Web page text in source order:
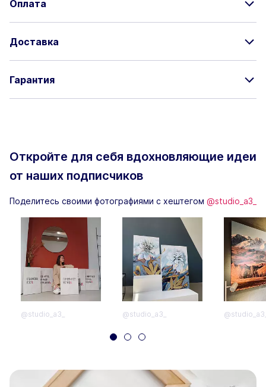
Оплата
Доставка
Гарантия
Откройте для себя вдохновляющие идеи
от наших подписчиков
Поделитесь своими фотографиями с хештегом @studio_a3_
@studio_a3_ @studio_a3_